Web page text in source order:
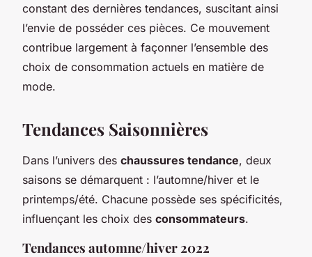
constant des dernières tendances, suscitant ainsi
l’envie de posséder ces pièces. Ce mouvement
contribue largement à façonner l’ensemble des
choix de consommation actuels en matière de
mode.
Tendances Saisonnières
Dans l’univers des chaussures tendance, deux
saisons se démarquent : l’automne/hiver et le
printemps/été. Chacune possède ses spécificités,
influençant les choix des consommateurs.
Tendances automne/hiver 2022